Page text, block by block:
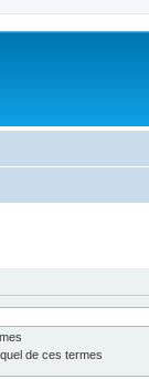
de ces termes